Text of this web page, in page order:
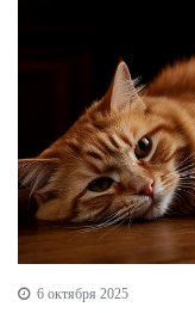
6 октября 2025